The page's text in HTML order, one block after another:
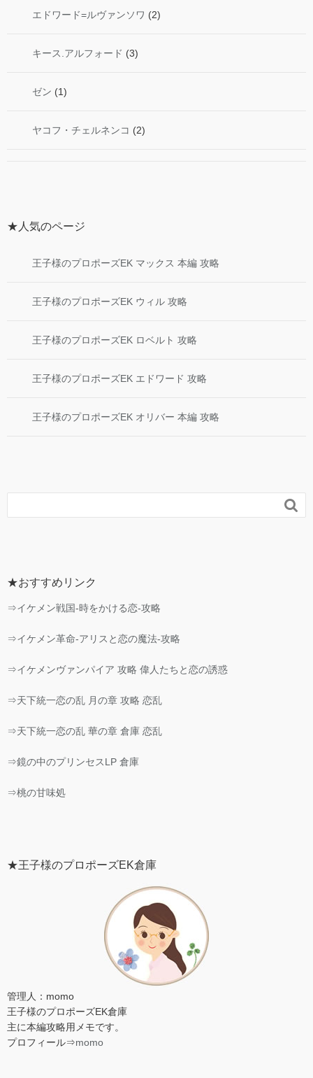
エドワード=ルヴァンソワ (2)
キース.アルフォード (3)
ゼン (1)
ヤコフ・チェルネンコ (2)
★人気のページ
王子様のプロポーズEK マックス 本編 攻略
王子様のプロポーズEK ウィル 攻略
王子様のプロポーズEK ロベルト 攻略
王子様のプロポーズEK エドワード 攻略
王子様のプロポーズEK オリバー 本編 攻略

★おすすめリンク
⇒イケメン戦国-時をかける恋-攻略
⇒イケメン革命-アリスと恋の魔法-攻略
⇒イケメンヴァンパイア 攻略 偉人たちと恋の誘惑
⇒天下統一恋の乱 月の章 攻略 恋乱
⇒天下統一恋の乱 華の章 倉庫 恋乱
⇒鏡の中のプリンセスLP 倉庫
⇒桃の甘味処
★王子様のプロポーズEK倉庫
管理人：momo
王子様のプロポーズEK倉庫
主に本編攻略用メモです。
プロフィール⇒momo